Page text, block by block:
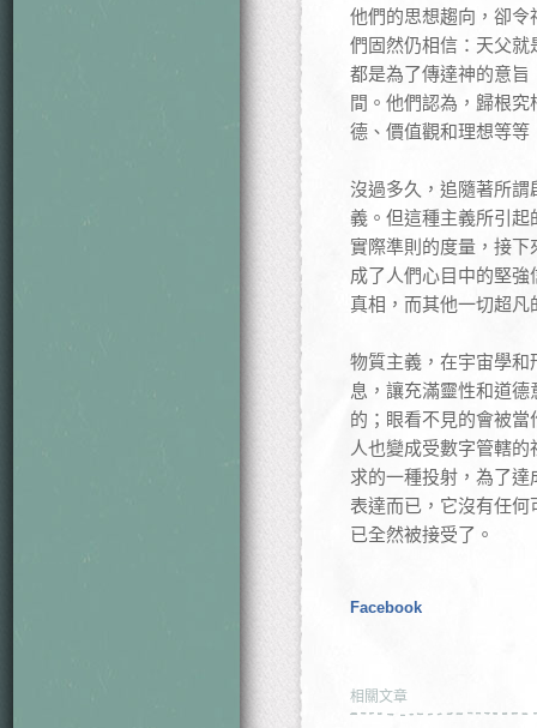
他們的思想趨向，卻
們固然仍相信：天父
都是為了傳達神的意
間。他們認為，歸根
德、價值觀和理想等
沒過多久，追隨著所
義。但這種主義所引
實際準則的度量，接
成了人們心目中的堅
真相，而其他一切超
物質主義，在宇宙學
息，讓充滿靈性和道
的；眼看不見的會被
人也變成受數字管轄
求的一種投射，為了
表達而已，它沒有任
已全然被接受了。
Facebook
相關文章